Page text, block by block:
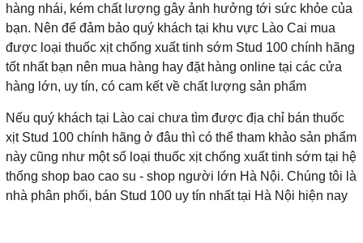
hàng nhái, kém chất lượng gây ảnh hưởng tới sức khỏe của
bạn. Nên để đảm bảo quý khách tại khu vực Lào Cai mua
được loại thuốc xịt chống xuất tinh sớm Stud 100 chính hãng
tốt nhất bạn nên mua hàng hay đặt hàng online tại các cửa
hàng lớn, uy tín, có cam kết về chất lượng sản phẩm
Nếu quý khách tại Lào cai chưa tìm được địa chỉ bán thuốc
xịt Stud 100 chính hãng ở đâu thì có thể tham khảo sản phẩm
này cũng như một số loại thuốc xịt chống xuất tinh sớm tại hệ
thống shop bao cao su - shop người lớn Hà Nội. Chúng tôi là
nhà phân phối, bán Stud 100 uy tín nhất tại Hà Nội hiện nay